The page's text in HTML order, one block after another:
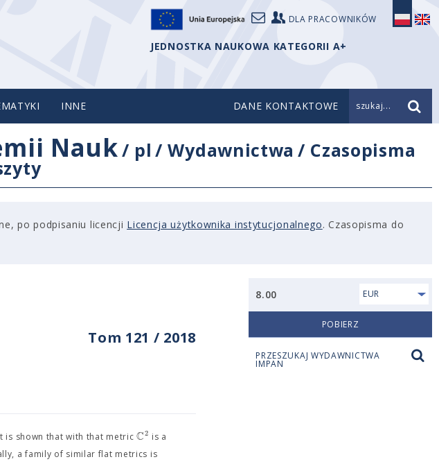
DLA PRACOWNIKÓW
JEDNOSTKA NAUKOWA KATEGORII A+
INNE DANE KONTAKTOWE szukaj...
Nauk/ pl /Wydawnictwa / Czasopisma
po podpisaniu licencji Licencja użytkownika instytucjonalnego. Czasopisma do
Tom 121 / 2018
is shown that with that metricC2 is a
a family of similar flat metrics is
8.00 EUR
POBIERZ
PRZESZUKAJ WYDAWNICTWA
IMPAN